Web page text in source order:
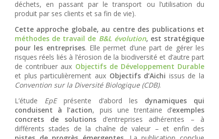
déchets, en passant par le transport ou l’utilisation du
produit par ses clients et sa fin de vie).
Cette approche globale, au centre des publications et
méthodes de travail de B&L évolution, est stratégique
pour les entreprises. Elle permet d’une part de gérer les
risques réels liés à l’érosion de la biodiversité et d’autre part
de contribuer aux Objectifs de Développement Durable
et plus particulièrement aux Objectifs d’Aichi issus de la
Convention sur la Diversité Biologique (CDB).
L’étude EpEprésente d’abord les dynamiques qui
conduisent à l’action, puis une trentaine d’exemples
concrets de solutions d’entreprises adhérentes – à
différents stades de la chaîne de valeur – et enfin des